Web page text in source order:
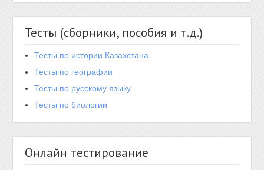
Тесты (сборники, пособия и т.д.)
Тесты по истории Казахстана
Тесты по географии
Тесты по русскому языку
Тесты по биологии
Онлайн тестирование